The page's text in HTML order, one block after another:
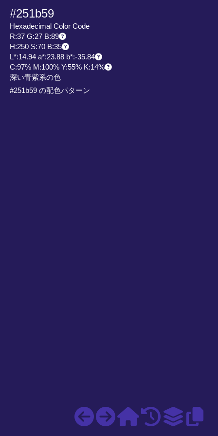
#251b59
Hexadecimal Color Code
R:37 G:27 B:89
H:250 S:70 B:35
L*:14.94 a*:23.88 b*:-35.84
C:97% M:100% Y:55% K:14%
深い青紫系の色
#251b59 の配色パターン